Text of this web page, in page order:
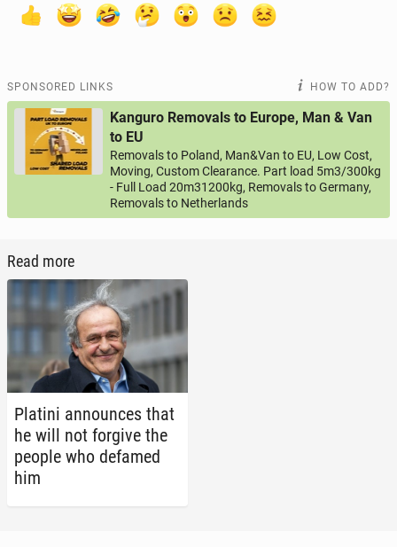
SPONSORED LINKS HOW TO ADD?
Kanguro Removals to Europe, Man & Van
to EU
Removals to Poland, Man&Van to EU, Low Cost,
Moving, Custom Clearance. Part load 5m3/300kg
- Full Load 20m31200kg, Removals to Germany,
Removals to Netherlands
Read more
Platini an­nounces that
he will not forgive the
people who defamed
him